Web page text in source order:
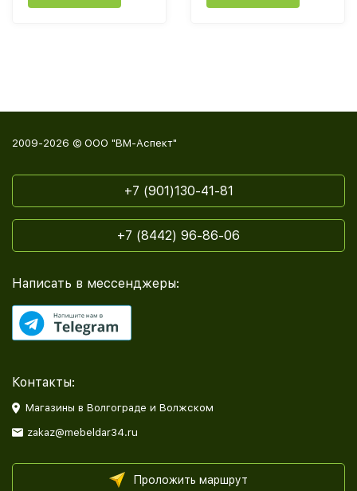
2009-2026 © ООО "ВМ-Аспект"
+7 (901)130-41-81
+7 (8442) 96-86-06
Написать в мессенджеры:
Контакты:
Магазины в Волгограде и Волжском
zakaz@mebeldar34.ru
Проложить маршрут